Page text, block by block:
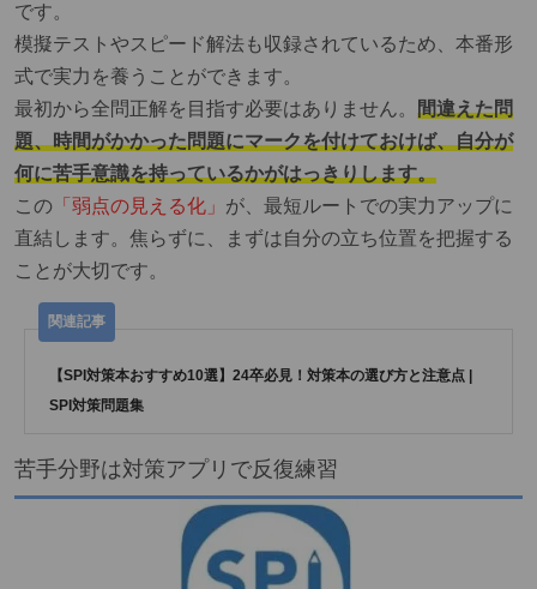
です。
模擬テストやスピード解法も収録されているため、 本番形
式で実力を養うことができます。
最初から全問正解を目指す必要はありません。 間違えた問
題、時間がかかった問題にマークを付けておけば、自分が
何に苦手意識を持っているかがはっきりします。
この 「弱点の見える化」 が、最短ルートでの実力アップに
直結します。焦らずに、まずは自分の立ち位置を把握する
ことが大切です。
【SPI対策本おすすめ10選】24卒必見！対策本の選び方と注意点 |
SPI対策問題集
苦手分野は対策アプリで反復練習